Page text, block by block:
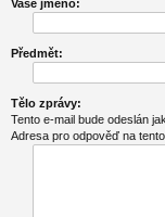
Vaše jméno:
Předmět:
Tělo zprávy:
Tento e-mail bude odeslán
Adresa pro odpověď na